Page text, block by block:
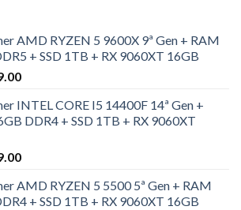
AMD RYZEN 5 9600X 9ª Gen + RAM
+ SSD 1TB + RX 9060XT 16GB
INTEL CORE I5 14400F 14ª Gen +
DDR4 + SSD 1TB + RX 9060XT
AMD RYZEN 5 5500 5ª Gen + RAM
+ SSD 1TB + RX 9060XT 16GB